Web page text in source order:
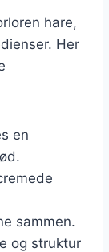
hare,
Her
en
sammen.
og struktur